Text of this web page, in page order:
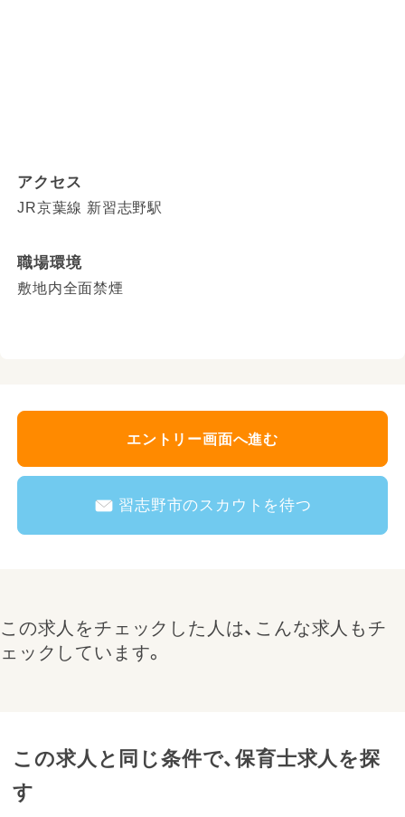
アクセス
JR京葉線 新習志野駅
職場環境
敷地内全面禁煙
エントリー画面へ進む
習志野市のスカウトを待つ
この求人をチェックした人は、こんな求人もチ
ェックしています。
この求人と同じ条件で、保育士求人を探
す